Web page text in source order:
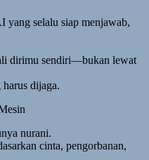
yang selalu siap menjawab,
dirimu sendiri—bukan lewat
dijaga.
nurani.
cinta, pengorbanan,